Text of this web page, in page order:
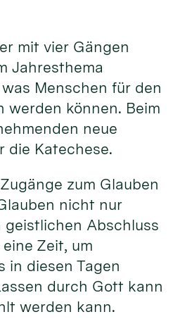
mit vier Gängen
Jahresthema
Menschen für den
werden können. Beim
neue
die Katechese.
zum Glauben
nicht nur
geistlichen Abschluss
Zeit, um
in diesen Tagen
durch Gott kann
werden kann.